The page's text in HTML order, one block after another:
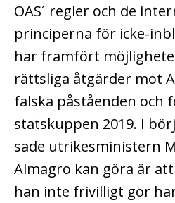
OAS´ regler och de
principerna för icke-
har framfört
rättsliga åtgärder mot
falska påståenden och
statskuppen 2019. I
sade utrikesministern
Almagro kan göra är att
han inte frivilligt gör